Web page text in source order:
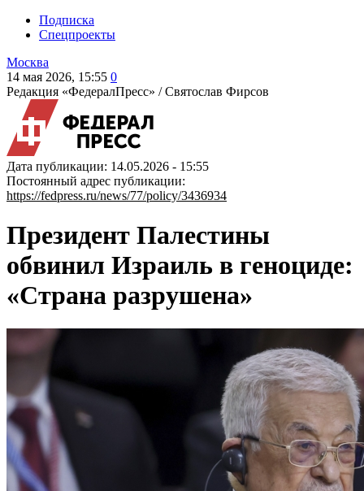
Подписка
Спецпроекты
Москва
14 мая 2026, 15:55 0
Редакция «ФедералПресс» /Святослав Фирсов
Дата публикации: 14.05.2026 - 15:55
Постоянный адрес публикации:
https://fedpress.ru/news/77/policy/3436934
Президент Палестины
обвинил Израиль в геноциде:
«Страна разрушена»